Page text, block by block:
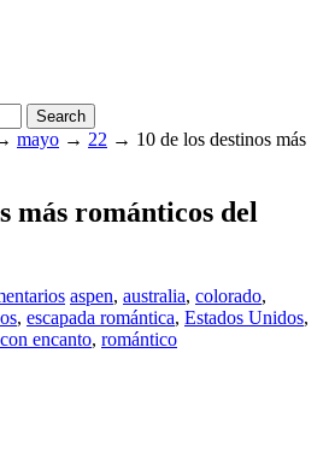
Search
mayo → 22 → 10 de los destinos más
más románticos del
aspen, australia, colorado,
, escapada romántica, Estados Unidos,
encanto, romántico